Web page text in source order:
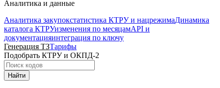
Аналитика и данные
Аналитика закупокстатистика КТРУ и нацрежимаДинамика
каталога КТРУизменения по месяцамAPI и
документацияинтеграция по ключу
Генерация ТЗТарифы
Подобрать КТРУ и ОКПД-2
Найти